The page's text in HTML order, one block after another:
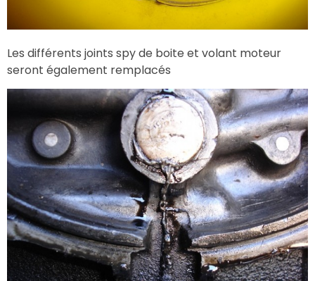
Les différents joints spy de boite et volant moteur
seront également remplacés